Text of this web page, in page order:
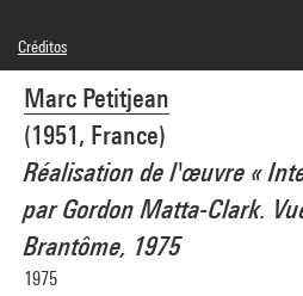
Marc Petitjean
(1951, France)
Réalisation de l'œuvre «
par Gordon Matta-Clark.
Brantôme, 1975
1975
Créditos
© Adagp, Paris
Créditos fotográficos : Centre Pompidou,
GrandPalaisRmn
Referencia de la imagen : 4Y14417
Difusión de la imagen :GrandPalaisRmnPhoto